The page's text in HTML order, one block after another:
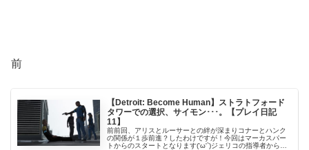
前
【Detroit: Become Human】ストラトフォード
タワーでの選択、サイモン･･･。【プレイ日記
11】
前前回、アリスとルーサーとの絆が深まりコナーとハンク
の関係が１歩前進？したわけですが！今回はマーカスパー
トからのスタートとなります('ω'`)ジェリコの指導者から太